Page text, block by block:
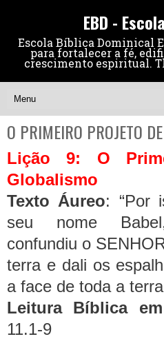
EBD -
Escola Bíblica Dominical
para fortalecer a fé,
crescimento espiritual.
O PRIMEIRO PROJETO
Lição 9: O
Globalismo
Texto Áureo: “Por
seu nome
confundiu o
terra e dali os
a face de toda a
Leitura Bíblica
11.1-9